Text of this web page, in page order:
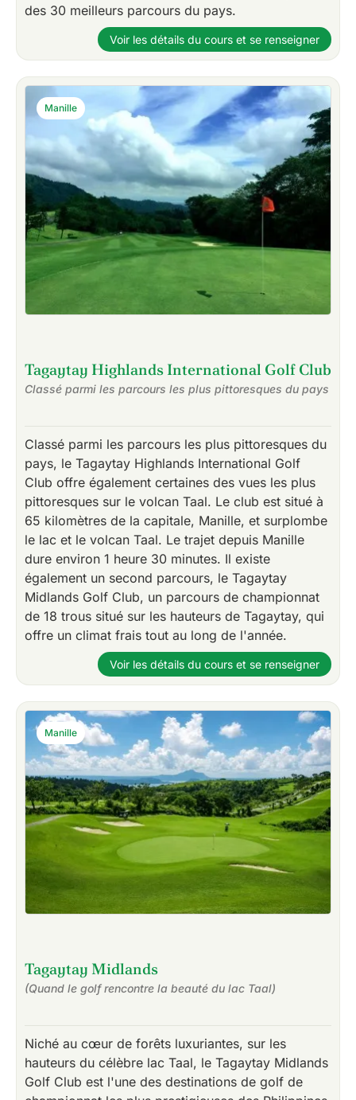
des 30 meilleurs parcours du pays.
Voir les détails du cours et se renseigner
Tagaytay Highlands International Golf Club
Classé parmi les parcours les plus pittoresques du pays
Classé parmi les parcours les plus pittoresques du
pays, le Tagaytay Highlands International Golf
Club offre également certaines des vues les plus
pittoresques sur le volcan Taal. Le club est situé à
65 kilomètres de la capitale, Manille, et surplombe
le lac et le volcan Taal. Le trajet depuis Manille
dure environ 1 heure 30 minutes. Il existe
également un second parcours, le Tagaytay
Midlands Golf Club, un parcours de championnat
de 18 trous situé sur les hauteurs de Tagaytay, qui
offre un climat frais tout au long de l'année.
Manille
Voir les détails du cours et se renseigner
Tagaytay Midlands
(Quand le golf rencontre la beauté du lac Taal)
Niché au cœur de forêts luxuriantes, sur les
hauteurs du célèbre lac Taal, le Tagaytay Midlands
Golf Club est l'une des destinations de golf de
Manille